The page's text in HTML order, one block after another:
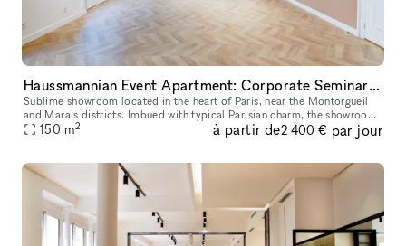
Haussmannian Event Apartment: Corporate Seminars, Conferences, Showrooms...
Sublime showroom located in the heart of Paris, near the Montorgueil
and Marais districts. Imbued with typical Parisian charm, the showroom
offers an incomparable showcase. You can rent it to highlig
150 m2 à partir de2 400 € par jour